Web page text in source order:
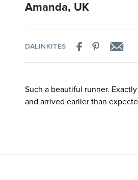
Amanda, UK
DALINKITĖS
Such a beautiful runner.
and arrived earlier than